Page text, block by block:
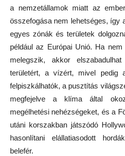
a nemzetállamok miatt az
összefogása nem lehetséges, így
egyes zónák és területek
például az Európai Unió. Ha
melegszik, akkor
területért, a vízért, mivel pedig
felpiszkálhatók, a pusztítás
megfejelve a klíma által
megélhetési nehézségeket, és a
utáni korszakban játszódó
hasonlítani elállatiasodott
belefér.